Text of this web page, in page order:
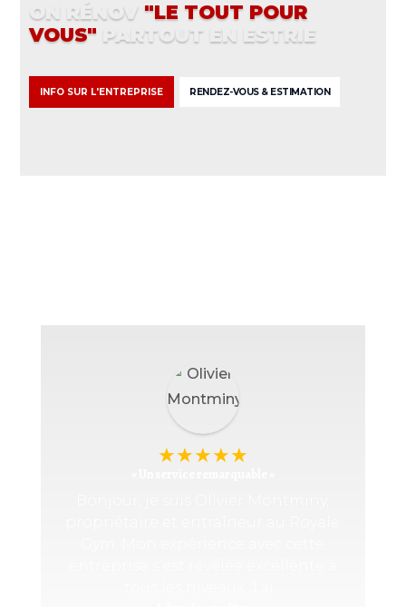
ON RÉNOV "LE TOUT POUR
VOUS" PARTOUT EN ESTRIE
INFO SUR L'ENTREPRISE RENDEZ-VOUS & ESTIMATION
★★★★★